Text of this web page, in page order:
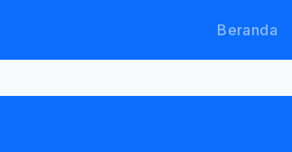
Beranda